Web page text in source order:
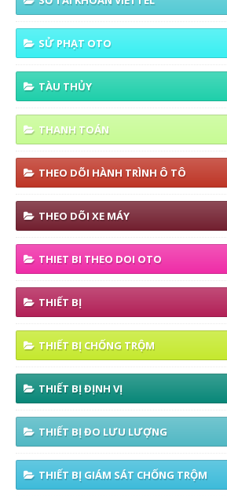
SỬ PHẠT OTO
TÀU THỦY
THANH TOÁN
THEO DÕI HÀNH TRÌNH Ô TÔ
THEO DÕI XE MÁY
THIET BI THEO DOI OTO
THIẾT BỊ
THIẾT BỊ CHỐNG TRỘM
THIẾT BỊ ĐỊNH VỊ
THIẾT BỊ ĐO LƯU LƯỢNG
THIẾT BỊ GIÁM SÁT CHỐNG TRỘM